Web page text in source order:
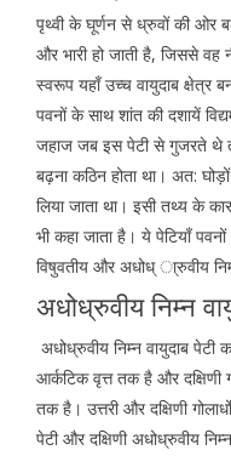
पृथ्वी के घूर्णन से ध्रुवों की ओर
और भारी हो जाती है, जिससे वह
स्वरूप यहाँ उच्च वायुदाब क्षेत्र
पवनों के साथ शांत की दशायें
जहाज जब इस पेटी से गुजरते थे
बढ़ना कठिन होता था। अत:
लिया जाता था। इसी तथ्य के
भी कहा जाता है। ये पेटियाँ
विषुवतीय और अधोध् ा्रुवीय
अधोध्रुवीय निम्न
अधोध्रुवीय निम्न वायुदाब पेटी
आर्कटिक वृत्त तक है और दक्षिणी
तक है। उत्तरी और दक्षिणी
पेटी और दक्षिणी अधोध्रुवीय